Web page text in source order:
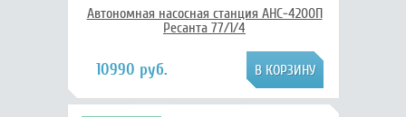
Автономная насосная станция АНС-4200П
Ресанта 77/1/4
10990 руб.